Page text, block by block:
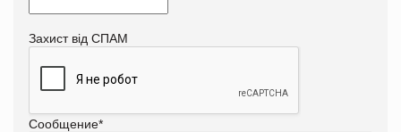
Захист від СПАМ
Сообщение*